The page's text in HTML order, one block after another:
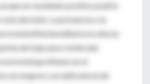
que un resultado positivo podría
decisión. La presencia o la
trombofilia hereditaria no afecta
de bajo peso molecular
la tromboprofilaxis en el
en mujeres con deficiencia de